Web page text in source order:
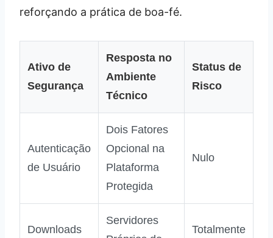
reforçando a prática de boa-fé.
Ativo de
Segurança
Resposta no
Ambiente
Técnico
Status de
Risco
Autenticação
de Usuário
Dois Fatores
Opcional na
Plataforma
Protegida
Nulo
Downloads
Servidores
Totalmente